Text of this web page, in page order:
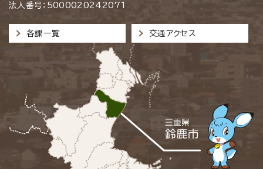
法人番号：5000020242071
各課一覧 交通アクセス